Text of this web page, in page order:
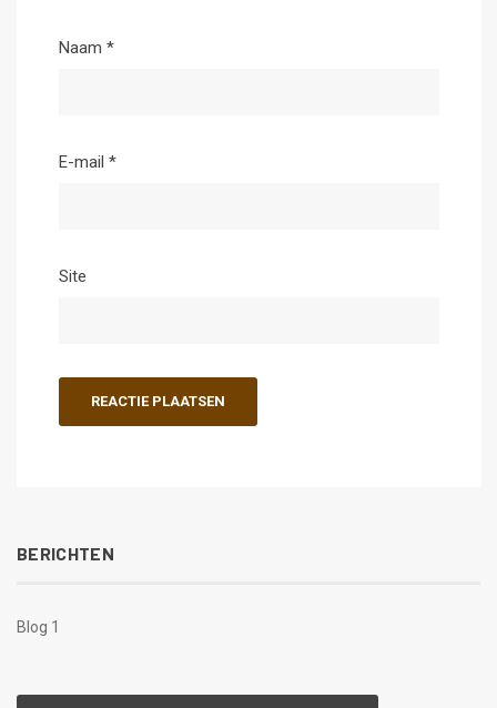
Naam *
E-mail *
Site
BERICHTEN
Blog 1